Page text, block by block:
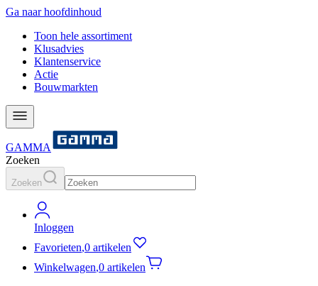
Ga naar hoofdinhoud
Toon hele assortiment
Klusadvies
Klantenservice
Actie
Bouwmarkten
GAMMA
Zoeken
Zoeken
Inloggen
Favorieten,0 artikelen
Winkelwagen,0 artikelen